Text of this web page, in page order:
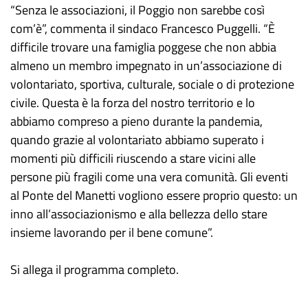
“Senza le associazioni, il Poggio non sarebbe così
com’è”, commenta il sindaco Francesco Puggelli. “È
difficile trovare una famiglia poggese che non abbia
almeno un membro impegnato in un’associazione di
volontariato, sportiva, culturale, sociale o di protezione
civile. Questa è la forza del nostro territorio e lo
abbiamo compreso a pieno durante la pandemia,
quando grazie al volontariato abbiamo superato i
momenti più difficili riuscendo a stare vicini alle
persone più fragili come una vera comunità. Gli eventi
al Ponte del Manetti vogliono essere proprio questo: un
inno all’associazionismo e alla bellezza dello stare
insieme lavorando per il bene comune”.
Si allega il programma completo.